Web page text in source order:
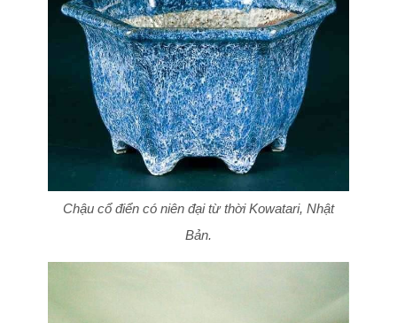
Chậu cổ điển có niên đại từ thời Kowatari, Nhật
Bản.